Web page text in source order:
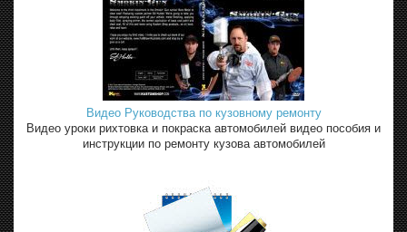
Видео Руководства по кузовному ремонту
Видео уроки рихтовка и покраска автомобилей видео пособия и
инструкции по ремонту кузова автомобилей